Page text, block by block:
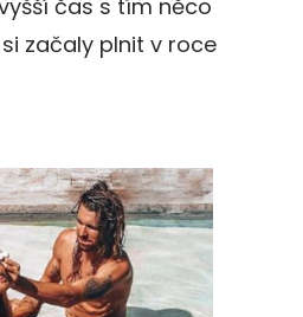
čas s tím něco
začaly plnit v roce